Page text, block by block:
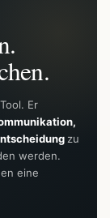
Er
zu
werden.
eine